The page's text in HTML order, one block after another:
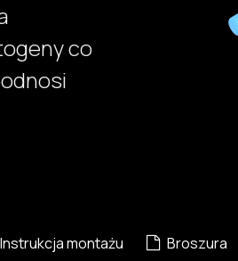
montażu
co
Broszura